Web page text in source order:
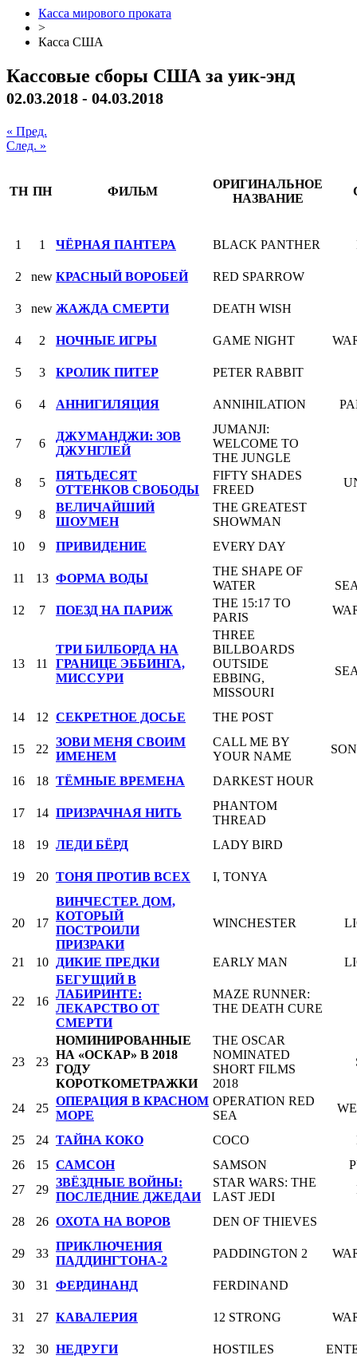
Касса мирового проката
>
Касса США
Кассовые сборы США за уик-энд
02.03.2018 - 04.03.2018
« Пред.
След. »
ТН ПН ФИЛЬМ
ОРИГИНАЛЬНОЕ
НАЗВАНИЕ
1 1 ЧЁРНАЯ ПАНТЕРА BLACK PANTHER
2 new КРАСНЫЙ ВОРОБЕЙ RED SPARROW
3 new ЖАЖДА СМЕРТИ DEATH WISH
4 2 НОЧНЫЕ ИГРЫ GAME NIGHT
5 3 КРОЛИК ПИТЕР PETER RABBIT
6 4 АННИГИЛЯЦИЯ ANNIHILATION
7 6
ДЖУМАНДЖИ: ЗОВ
ДЖУНГЛЕЙ
JUMANJI:
WELCOME TO
THE JUNGLE
8
5
ПЯТЬДЕСЯТ
ОТТЕНКОВ СВОБОДЫ
FIFTY SHADES
FREED
9 8
ВЕЛИЧАЙШИЙ
ШОУМЕН
THE GREATEST
SHOWMAN
10
9 ПРИВИДЕНИЕ EVERY DAY
11 13 ФОРМА ВОДЫ
THE SHAPE OF
WATER
12
7 ПОЕЗД НА ПАРИЖ
THE 15:17 TO
PARIS
13 11
ТРИ БИЛБОРДА НА
ГРАНИЦЕ ЭББИНГА,
МИССУРИ
THREE
BILLBOARDS
OUTSIDE
EBBING,
MISSOURI
14 12 СЕКРЕТНОЕ ДОСЬЕ THE POST
15 22
ЗОВИ МЕНЯ СВОИМ
ИМЕНЕМ
CALL ME BY
YOUR NAME
16 18 ТЁМНЫЕ ВРЕМЕНА DARKEST HOUR
17 14 ПРИЗРАЧНАЯ НИТЬ
PHANTOM
THREAD
18
19 ЛЕДИ БЁРД LADY BIRD
19 20 ТОНЯ ПРОТИВ ВСЕХ I, TONYA
20 17
ВИНЧЕСТЕР. ДОМ,
КОТОРЫЙ
ПОСТРОИЛИ
ПРИЗРАКИ
WINCHESTER
21 10 ДИКИЕ ПРЕДКИ EARLY MAN
22 16
БЕГУЩИЙ В
ЛАБИРИНТЕ:
ЛЕКАРСТВО ОТ
СМЕРТИ
MAZE RUNNER:
THE DEATH CURE
23 23
НОМИНИРОВАННЫЕ
НА «ОСКАР» В 2018
ГОДУ
КОРОТКОМЕТРАЖКИ
THE OSCAR
NOMINATED
SHORT FILMS
2018
24 25
ОПЕРАЦИЯ В КРАСНОМ
МОРЕ
OPERATION RED
SEA
25 24 ТАЙНА КОКО COCO
26
15 САМСОН SAMSON
27
29
ЗВЁЗДНЫЕ ВОЙНЫ:
ПОСЛЕДНИЕ ДЖЕДАИ
STAR WARS: THE
LAST JEDI
28 26 ОХОТА НА ВОРОВ DEN OF THIEVES
29 33
ПРИКЛЮЧЕНИЯ
ПАДДИНГТОНА-2
PADDINGTON 2
30 31 ФЕРДИНАНД FERDINAND
31 27 КАВАЛЕРИЯ 12 STRONG
32 30 НЕДРУГИ HOSTILES